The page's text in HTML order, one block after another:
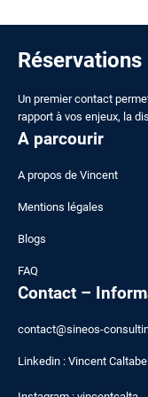
Réservations
Un premier contact
rapport à vos enjeux, la
A parcourir
Apropos de Vincent
Mentions légales
Blogs
FAQ
Contact –
contact@sineos-
Linkedin : Vincent